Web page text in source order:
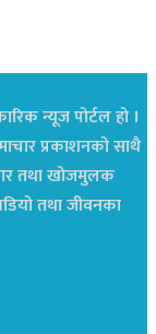
न्यूज पोर्टल हो ।
प्रकाशनको साथै
तथा खोजमुलक
तथा जीवनका